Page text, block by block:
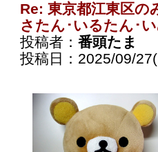
Re: 東京都江東区の
さたん･いるたん･
投稿者： 番頭たま
投稿日：2025/09/